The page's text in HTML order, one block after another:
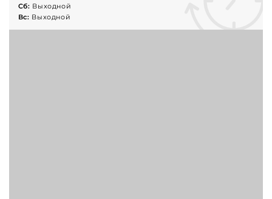
Cб: Выходной
Вс: Выходной